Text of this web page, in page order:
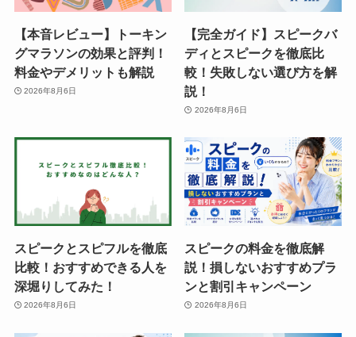
【本音レビュー】トーキン
グマラソンの効果と評判！
料金やデメリットも解説
2026年8月6日
【完全ガイド】スピークバ
ディとスピークを徹底比
較！失敗しない選び方を解
説！
2026年8月6日
スピークとスピフルを徹底
比較！おすすめできる人を
深堀りしてみた！
2026年8月6日
スピークの料金を徹底解
説！損しないおすすめプラ
ンと割引キャンペーン
2026年8月6日